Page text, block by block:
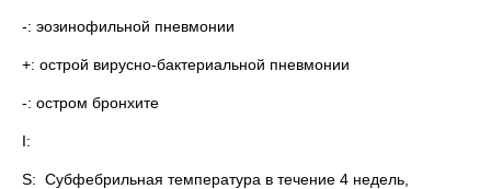
-: эозинофильной пневмонии
+: острой вирусно-бактериальной пневмонии
-: остром бронхите
I:
S: Субфебрильная температура в течение 4 недель,